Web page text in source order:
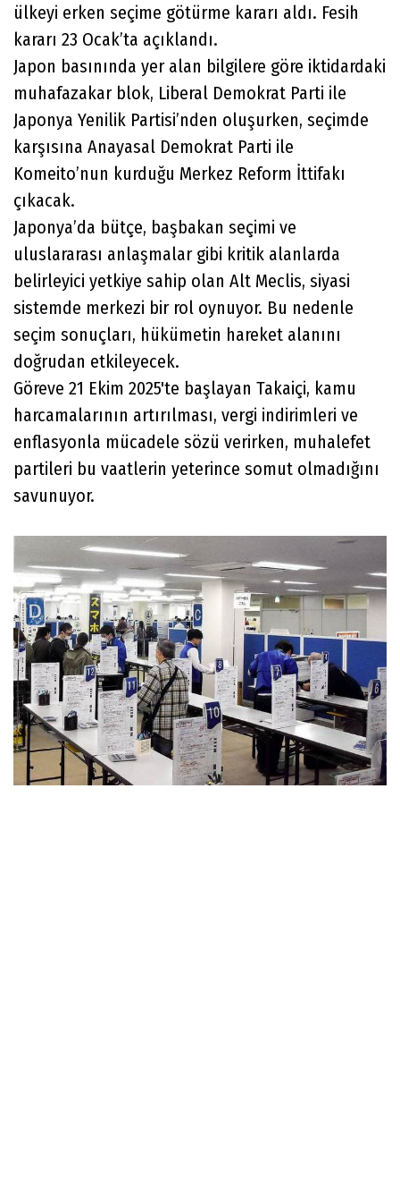
ülkeyi erken seçime götürme kararı aldı. Fesih
kararı 23 Ocak’ta açıklandı.
Japon basınında yer alan bilgilere göre iktidardaki
muhafazakar blok, Liberal Demokrat Parti ile
Japonya Yenilik Partisi’nden oluşurken, seçimde
karşısına Anayasal Demokrat Parti ile
Komeito’nun kurduğu Merkez Reform İttifakı
çıkacak.
Japonya’da bütçe, başbakan seçimi ve
uluslararası anlaşmalar gibi kritik alanlarda
belirleyici yetkiye sahip olan Alt Meclis, siyasi
sistemde merkezi bir rol oynuyor. Bu nedenle
seçim sonuçları, hükümetin hareket alanını
doğrudan etkileyecek.
Göreve 21 Ekim 2025'te başlayan Takaiçi, kamu
harcamalarının artırılması, vergi indirimleri ve
enflasyonla mücadele sözü verirken, muhalefet
partileri bu vaatlerin yeterince somut olmadığını
savunuyor.